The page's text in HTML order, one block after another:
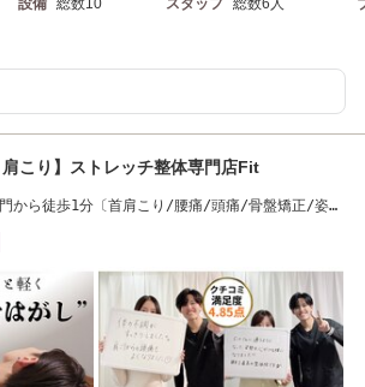
肩こり】ストレッチ整体専門店Fit
から徒歩1分〔首肩こり/腰痛/頭痛/骨盤矯正/姿